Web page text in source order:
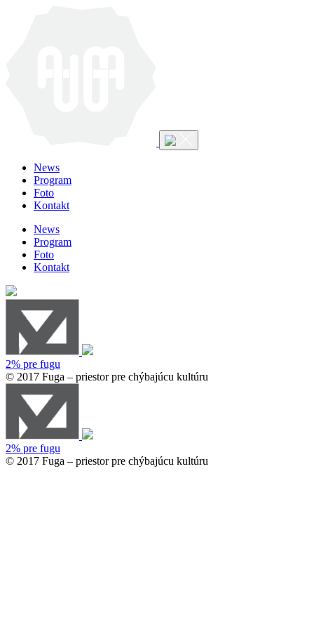
News
Program
Foto
Kontakt
News
Program
Foto
Kontakt
2% pre fugu
© 2017 Fuga – priestor pre chýbajúcu kultúru
2% pre fugu
© 2017 Fuga – priestor pre chýbajúcu kultúru